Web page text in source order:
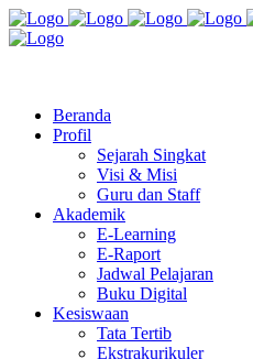
Beranda
Profil
Sejarah Singkat
Visi & Misi
Guru dan Staff
Akademik
E-Learning
E-Raport
Jadwal Pelajaran
Buku Digital
Kesiswaan
Tata Tertib
Ekstrakurikuler